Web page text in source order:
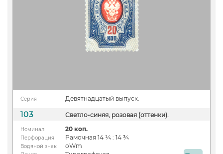
Серия Девятнадцатый выпуск.
103 Светло-синяя, розовая (оттенки).
Номинал 20 коп.
Перфорация Рамочная 14 ¼ : 14 ¾
Водяной знак oWm